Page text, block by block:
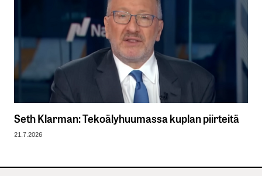
Seth Klarman: Tekoälyhuumassa kuplan piirteitä
21.7.2026